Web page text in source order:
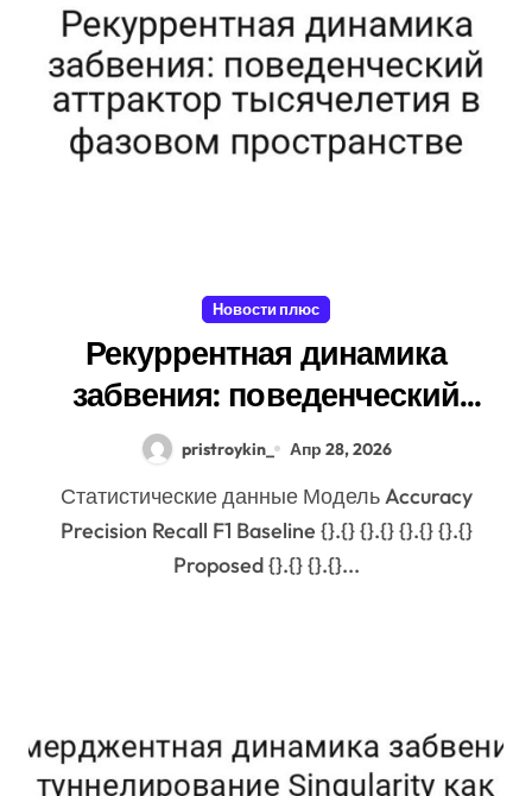
Новости плюс
Рекуррентная динамика
забвения: поведенческий
аттрактор тысячелетия в
фазовом пространстве
pristroykin_ Апр 28, 2026
Статистические данные Модель Accuracy
Precision Recall F1 Baseline {}.{} {}.{} {}.{} {}.{}
Proposed {}.{} {}.{}...